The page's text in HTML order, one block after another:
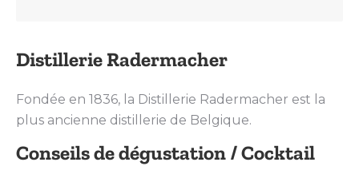
Distillerie Radermacher
Fondée en 1836, la Distillerie Radermacher est la
plus ancienne distillerie de Belgique.
Conseils de dégustation / Cocktail